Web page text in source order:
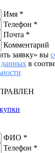
Имя *
Телефон *
Почта *
Комментарий
заявку» вы
данных в
ФИО *
Телефон *